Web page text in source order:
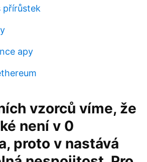
přírůstek
apy
vzorců víme, že
není v 0
proto v nastává